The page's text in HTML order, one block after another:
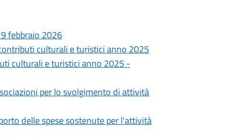
febbraio 2026
culturali e turistici anno 2025
culturali e turistici anno 2025 -
per lo svolgimento di attività
delle spese sostenute per l'attività